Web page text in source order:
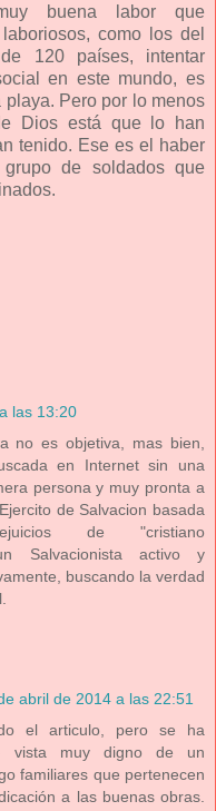
buena labor que
como los del
120 países, intentar
en este mundo, es
Pero por lo menos
Dios está que lo han
tenido. Ese es el haber
de soldados que
las 13:20
no es objetiva, mas bien,
en Internet sin una
persona y muy pronta a
de Salvacion basada
de "cristiano
Salvacionista activo y
buscando la verdad
abril de 2014 a las 22:51
el articulo, pero se ha
vista muy digno de un
familiares que pertenecen
a las buenas obras.